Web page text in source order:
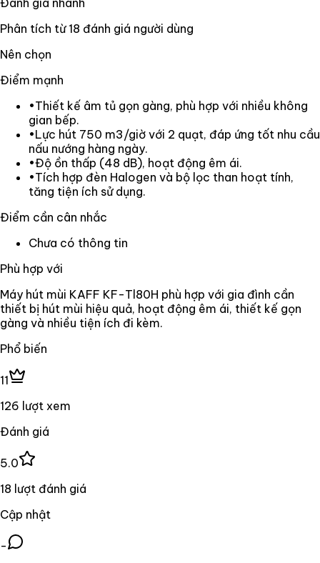
Phân tích từ18 đánh giá người dùng
Nên chọn
Điểm mạnh
•Thiết kế âm tủ gọn gàng, phù hợp với nhiều không
gian bếp.
•Lực hút 750 m3/giờ với 2 quạt, đáp ứng tốt nhu cầu
nấu nướng hàng ngày.
•Độ ồn thấp (48 dB), hoạt động êm ái.
•Tích hợp đèn Halogen và bộ lọc than hoạt tính,
tăng tiện ích sử dụng.
Điểm cần cân nhắc
Chưa có thông tin
Phù hợp với
Máy hút mùi KAFF KF-Tl80H phù hợp với gia đình cần
thiết bị hút mùi hiệu quả, hoạt động êm ái, thiết kế gọn
gàng và nhiều tiện ích đi kèm.
Phổ biến
11
126 lượt xem
Đánh giá
5.0
18 lượt đánh giá
Cập nhật
-